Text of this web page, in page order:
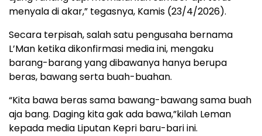
menyala di akar,” tegasnya, Kamis (23/4/2026).
Secara terpisah, salah satu pengusaha bernama
L’Man ketika dikonfirmasi media ini, mengaku
barang-barang yang dibawanya hanya berupa
beras, bawang serta buah-buahan.
“Kita bawa beras sama bawang-bawang sama buah
aja bang. Daging kita gak ada bawa,”kilah Leman
kepada media Liputan Kepri baru-bari ini.